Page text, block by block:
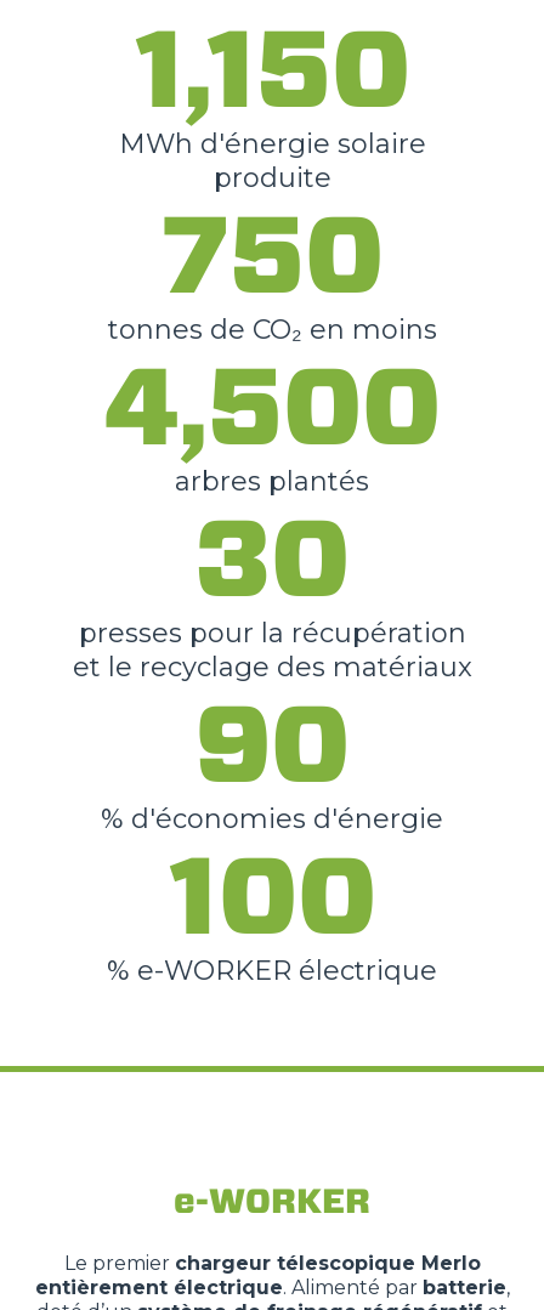
1,150
MWh d'énergie solaire
produite
750
tonnes de CO₂ en moins
4,500
arbres plantés
30
presses pour la récupération
et le recyclage des matériaux
90
% d'économies d'énergie
100
% e-WORKER électrique
e-WORKER
Le premier chargeur télescopique Merlo
entièrement électrique. Alimenté par batterie,